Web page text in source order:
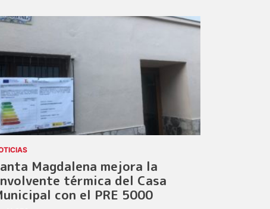
Magdalena mejora la
térmica del Casa
con el PRE 5000